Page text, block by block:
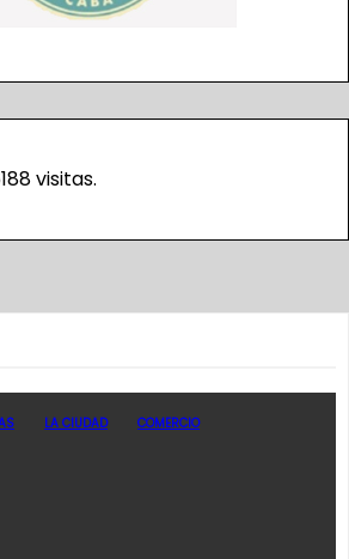
visitas.
LA CIUDAD COMERCIO